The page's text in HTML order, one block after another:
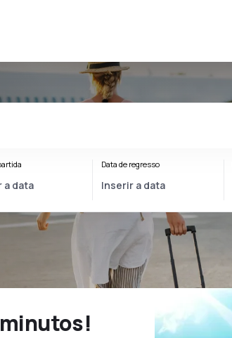
Data de regresso
minutos!